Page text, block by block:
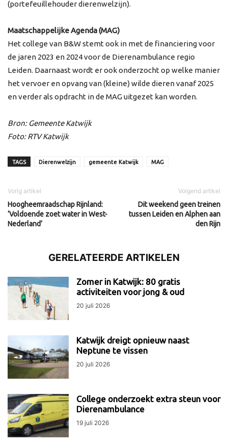
(portefeuillehouder dierenwelzijn).
Maatschappelijke Agenda (MAG)
Het college van B&W stemt ook in met de financiering voor
de jaren 2023 en 2024 voor de Dierenambulance regio
Leiden. Daarnaast wordt er ook onderzocht op welke manier
het vervoer en opvang van (kleine) wilde dieren vanaf 2025
en verder als opdracht in de MAG uitgezet kan worden.
Bron: Gemeente Katwijk
Foto: RTV Katwijk
TAGS Dierenwelzijn gemeente Katwijk MAG
Vorig artikel
Hoogheemraadschap Rijnland:
‘Voldoende zoet water in West-
Nederland’
Volgend artikel
Dit weekend geen treinen
tussen Leiden en Alphen aan
den Rijn
GERELATEERDE ARTIKELEN
Zomer in Katwijk: 80 gratis
activiteiten voor jong & oud
20 juli 2026
Katwijk dreigt opnieuw naast
Neptune te vissen
20 juli 2026
College onderzoekt extra steun voor
Dierenambulance
19 juli 2026